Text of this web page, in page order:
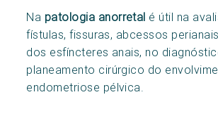
Na patologia anorretal é útil na
fístulas, fissuras, abcessos
dos esfíncteres anais, no
planeamento cirúrgico do
endometriose pélvica.